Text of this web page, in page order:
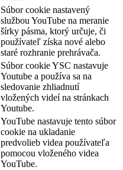
Súbor cookie nastavený
službou YouTube na meranie
šírky pásma, ktorý určuje, či
používateľ získa nové alebo
staré rozhranie prehrávača.
Súbor cookie YSC nastavuje
Youtube a používa sa na
sledovanie zhliadnutí
vložených videí na stránkach
Youtube.
YouTube nastavuje tento súbor
cookie na ukladanie
predvolieb videa používateľa
pomocou vloženého videa
YouTube.